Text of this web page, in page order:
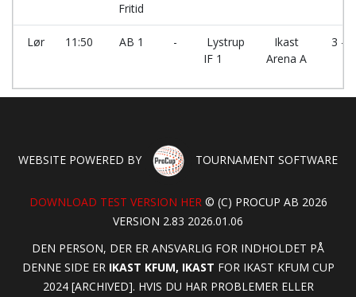
Fritid
Lør 11:50 AB 1 -
Lystrup
IF 1
Ikast
Arena A
3 -
WEBSITE POWERED BY TOURNAMENT SOFTWARE
DOWNLOAD TEST VERSION HER© (C) PROCUP AB 2026
VERSION 2.83 2026.01.06
DEN PERSON, DER ER ANSVARLIG FOR INDHOLDET PÅ
DENNE SIDE ER IKAST KFUM, IKAST FOR IKAST KFUM CUP
2024 [ARCHIVED]. HVIS DU HAR PROBLEMER ELLER